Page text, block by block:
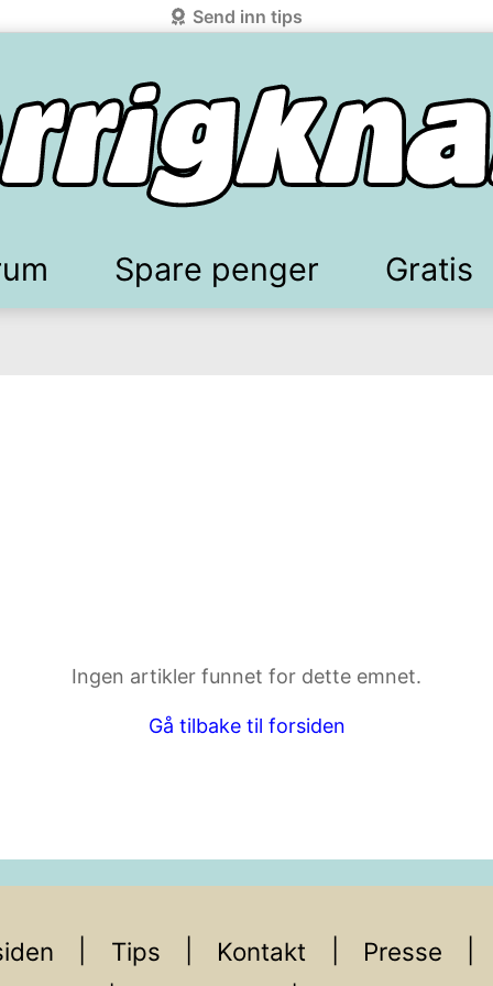
Send inn tips
Spare penger Gratis
i neste steg.
Ingen artikler funnet for dette emnet.
Gå tilbake til forsiden
Tips Kontakt Presse